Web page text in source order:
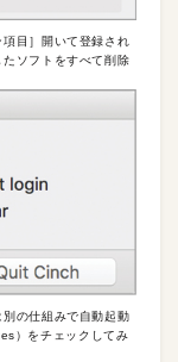
目］開いて登録され
ソフトをすべて削除
の仕組みで自動起動
）をチェックしてみ